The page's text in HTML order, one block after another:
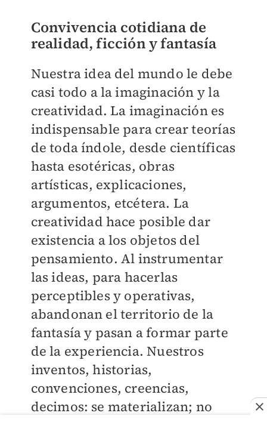
Convivencia cotidiana de
realidad, ficción y fantasía
Nuestra idea del mundo le debe
casi todo a la imaginación y la
creatividad. La imaginación es
indispensable para crear teorías
de toda índole, desde científicas
hasta esotéricas, obras
artísticas, explicaciones,
argumentos, etcétera. La
creatividad hace posible dar
existencia a los objetos del
pensamiento. Al instrumentar
las ideas, para hacerlas
perceptibles y operativas,
abandonan el territorio de la
fantasía y pasan a formar parte
de la experiencia. Nuestros
inventos, historias,
convenciones, creencias,
decimos: se materializan; no